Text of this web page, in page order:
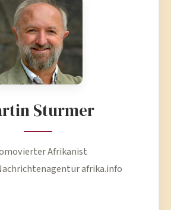
Sturmer
Afrikanist
afrika.info